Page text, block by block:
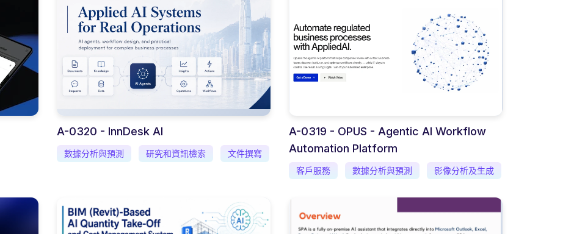
A-0320 - InnDesk AI
數據分析與預測 研究和資訊檢索 文件撰寫
A-0319 - OPUS - Agentic AI Workflow
Automation Platform
客戶服務 數據分析與預測 影像分析及生成